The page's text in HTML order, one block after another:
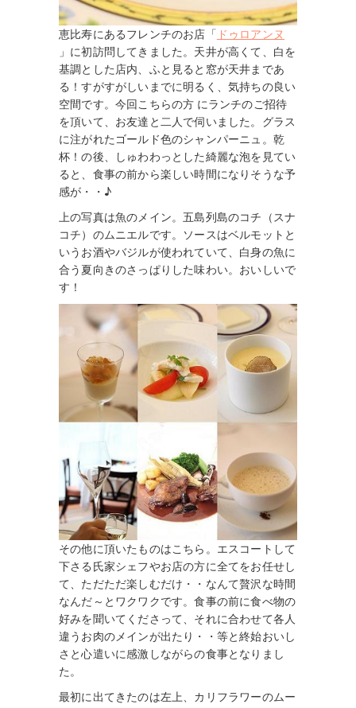
恵比寿にあるフレンチのお店「 ドゥロアンヌ
」に初訪問してきました。天井が高くて、白を
基調とした店内、ふと見ると窓が天井まであ
る！すがすがしいまでに明るく、気持ちの良い
空間です。今回こちらの方 にランチのご招待
を頂いて、お友達と二人で伺いました。グラス
に注がれたゴールド色のシャンパーニュ。乾
杯！の後、しゅわわっとした綺麗な泡を見てい
ると、食事の前から楽しい時間になりそうな予
感が・・♪
上の写真は魚のメイン。五島列島のコチ（スナ
コチ）のムニエルです。ソースはベルモットと
いうお酒やバジルが使われていて、白身の魚に
合う夏向きのさっぱりした味わい。おいしいで
す！
その他に頂いたものはこちら。エスコートして
下さる氏家シェフやお店の方に全てをお任せし
て、ただただ楽しむだけ・・なんて贅沢な時間
なんだ～とワクワクです。食事の前に食べ物の
好みを聞いてくださって、それに合わせて各人
違うお肉のメインが出たり・・等と終始おいし
さと心遣いに感激しながらの食事となりまし
た。
最初に出てきたのは左上、カリフラワーのムー